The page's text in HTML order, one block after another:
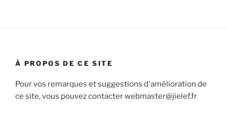
À PROPOS DE CE SITE
Pour vos remarques et suggestions d'amélioration de
ce site, vous pouvez contacter webmaster@jielef.fr